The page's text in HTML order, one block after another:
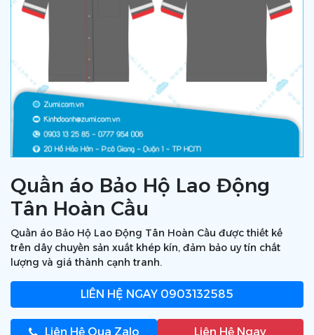
Quần áo Bảo Hộ Lao Động
Tân Hoàn Cầu
Quần áo Bảo Hộ Lao Động Tân Hoàn Cầu được thiết kế
trên dây chuyền sản xuất khép kín, đảm bảo uy tín chất
lượng và giá thành cạnh tranh.
LIÊN HỆ NGAY 0903132585
Liên Hệ Qua Zalo Liên Hệ Ngay